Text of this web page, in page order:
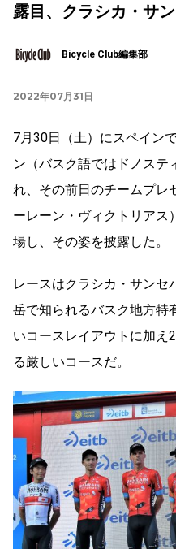
露目、クラシカ・サ
Bicycle Club編集部
2022年07月31日
7月30日（土）にスペイン
ン（バスク語ではドノステ
れ、その前日のチームプレ
ーレーン・ヴィクトリアス
場し、その姿を披露した。
レースはクラシカ・サンセ
岳で知られるバスク地方特
いコースレイアウトに加え
る厳しいコースだ。